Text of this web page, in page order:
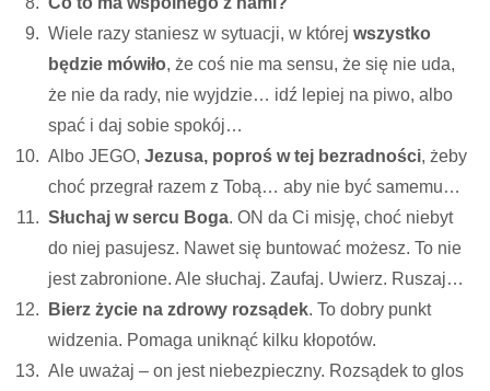
Wiele razy staniesz w sytuacji, w której wszystko
będzie mówiło, że coś nie ma sensu, że się nie uda,
że nie da rady, nie wyjdzie… idź lepiej na piwo, albo
spać i daj sobie spokój…
Albo JEGO, Jezusa, poproś w tej bezradności, żeby
choć przegrał razem z Tobą… aby nie być samemu…
Słuchaj w sercu Boga. ON da Ci misję, choć niebyt
do niej pasujesz. Nawet się buntować możesz. To nie
jest zabronione. Ale słuchaj. Zaufaj. Uwierz. Ruszaj…
Bierz życie na zdrowy rozsądek. To dobry punkt
widzenia. Pomaga uniknąć kilku kłopotów.
Ale uważaj – on jest niebezpieczny. Rozsądek to glos